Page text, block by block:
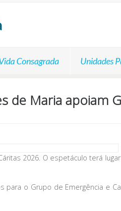
Consagrada Unidades
de Maria
2026. O espetáculo terá
para o Grupo de Emergência e